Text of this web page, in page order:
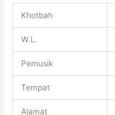
Khotbah
W.L.
Pemusik
Tempat
Alamat